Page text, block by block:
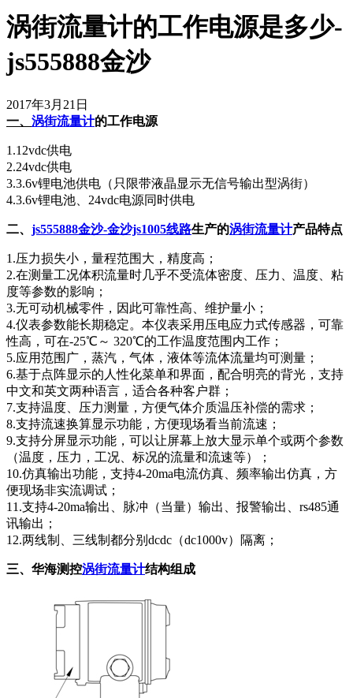
涡街流量计的工作电源是多少-
js555888金沙
2017年3月21日
一、 涡街流量计的工作电源
1.12vdc供电
2.24vdc供电
3.3.6v锂电池供电（只限带液晶显示无信号输出型涡街）
4.3.6v锂电池、24vdc电源同时供电
二、 js555888金沙-金沙js1005线路生产的涡街流量计产品特点
1.压力损失小，量程范围大，精度高；
2.在测量工况体积流量时几乎不受流体密度、压力、温度、粘
度等参数的影响；
3.无可动机械零件，因此可靠性高、维护量小；
4.仪表参数能长期稳定。本仪表采用压电应力式传感器，可靠
性高，可在-25℃～ 320℃的工作温度范围内工作；
5.应用范围广，蒸汽，气体，液体等流体流量均可测量；
6.基于点阵显示的人性化菜单和界面，配合明亮的背光，支持
中文和英文两种语言，适合各种客户群；
7.支持温度、压力测量，方便气体介质温压补偿的需求；
8.支持流速换算显示功能，方便现场看当前流速；
9.支持分屏显示功能，可以让屏幕上放大显示单个或两个参数
（温度，压力，工况、标况的流量和流速等）；
10.仿真输出功能，支持4-20ma电流仿真、频率输出仿真，方
便现场非实流调试；
11.支持4-20ma输出、脉冲（当量）输出、报警输出、rs485通
讯输出；
12.两线制、三线制都分别dcdc（dc1000v）隔离；
三、华海测控涡街流量计结构组成